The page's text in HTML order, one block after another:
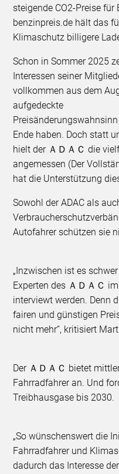
steigende CO2-Preise für
benzinpreis.de hält das
Klimaschutz billigere
Schon in Sommer 2025
Interessen seiner
vollkommen aus dem
aufgedeckte
Ende haben. Doch statt
hielt der ＡＤＡＣ die
angemessen (Der
hat die Unterstützung
Sowohl der ADAC als
Autofahrer schützen sie
„Inzwischen ist es
Experten des ＡＤＡＣ
interviewt werden. Denn
fairen und günstigen
nicht mehr“, kritisiert
Der ＡＤＡＣ bietet
Fahrradfahrer an. Und
Treibhausgase bis 2030.
„So wünschenswert die
Fahrradfahrer und
dadurch das Interesse